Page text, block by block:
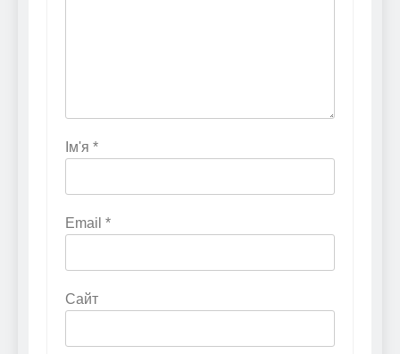
Ім'я *
Email *
Сайт